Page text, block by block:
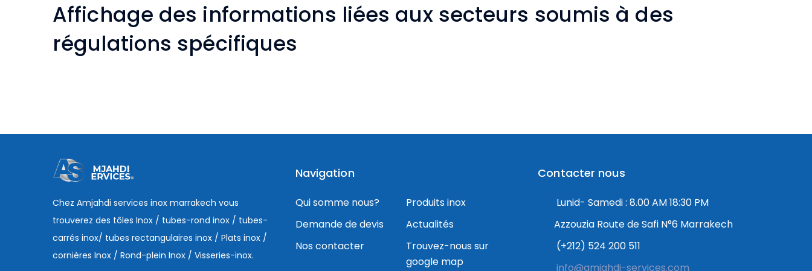
Affichage des informations liées aux secteurs soumis à des
régulations spécifiques
Chez Amjahdi services inox marrakech vous
trouverez des tôles Inox / tubes-rond inox / tubes-
carrés inox/ tubes rectangulaires inox / Plats inox /
cornières Inox / Rond-plein Inox / Visseries-inox.
Navigation
Qui somme nous?
Produits inox
Demande de devis
Actualités
Nos contacter
Trouvez-nous sur
google map
Contacter nous
Lunid- Samedi : 8.00 AM 18:30 PM
Azzouzia Route de Safi N°6 Marrakech
(+212) 524 200 511
info@amjahdi-services.com